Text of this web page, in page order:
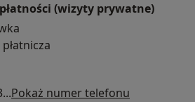
(wizyty prywatne)
Pokaż numer telefonu